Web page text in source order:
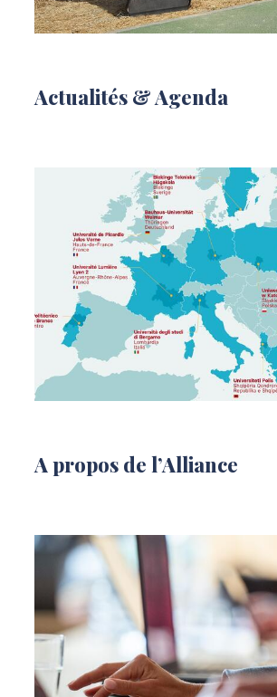
Actualités & Agenda
A propos de l’Alliance